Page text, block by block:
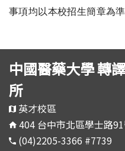
事項均以本校招生簡章為準
中國醫藥大學 轉
所
英才校區
404 台中市北區學士路
(04)2205-3366 #7739